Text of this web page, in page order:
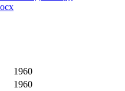
1960
1960